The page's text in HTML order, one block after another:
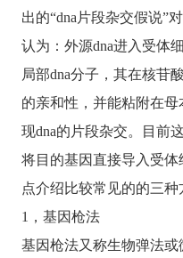
出的“dna片段杂交假说”
认为：外源dna进入受体
局部dna分子，其在核苷
的亲和性，并能粘附在
现dna的片段杂交。目前
将目的基因直接导入受
点介绍比较常见的的三种
1，基因枪法
基因枪法又称生物弹法